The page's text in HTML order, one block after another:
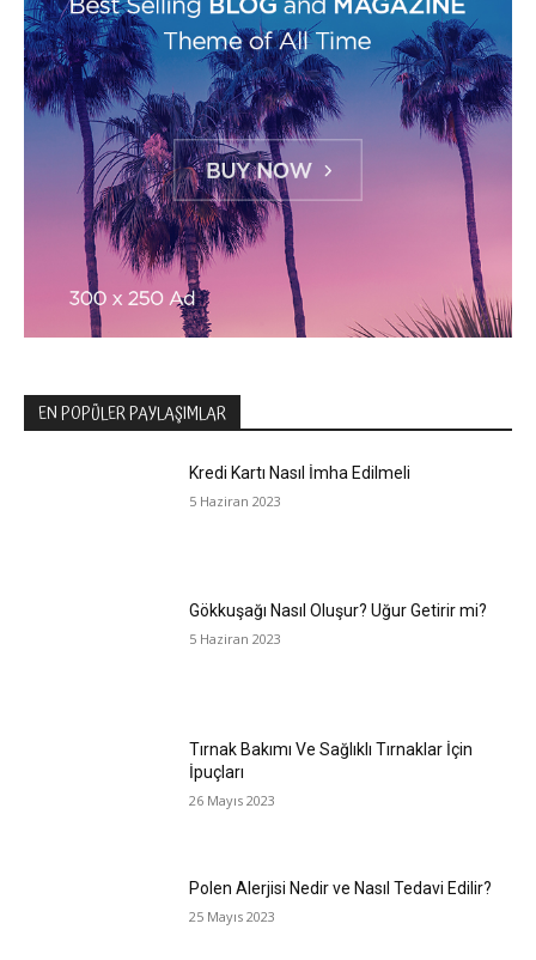
EN POPÜLER PAYLAŞIMLAR
Kredi Kartı Nasıl İmha Edilmeli
5 Haziran 2023
Gökkuşağı Nasıl Oluşur? Uğur Getirir mi?
5 Haziran 2023
Tırnak Bakımı Ve Sağlıklı Tırnaklar İçin
İpuçları
26 Mayıs 2023
Polen Alerjisi Nedir ve Nasıl Tedavi Edilir?
25 Mayıs 2023